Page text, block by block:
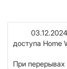
03.12.2024г
доступа Home
При перерывах